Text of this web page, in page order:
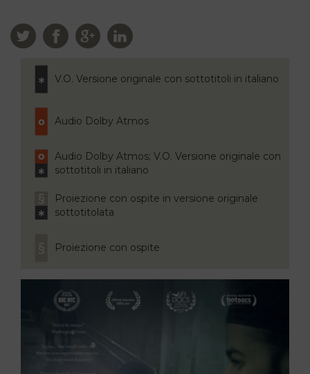
V.O. Versione originale con sottotitoli in italiano
Audio Dolby Atmos
Audio Dolby Atmos; V.O. Versione originale con
sottotitoli in italiano
Proiezione con ospite in versione originale
sottotitolata
Proiezione con ospite